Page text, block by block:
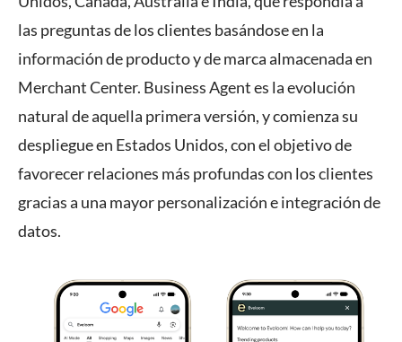
las preguntas de los clientes basándose en la
información de producto y de marca almacenada en
Merchant Center. Business Agent es la evolución
natural de aquella primera versión, y comienza su
despliegue en Estados Unidos, con el objetivo de
favorecer relaciones más profundas con los clientes
gracias a una mayor personalización e integración de
datos.